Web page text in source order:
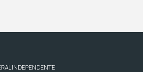
INDEPENDENTE